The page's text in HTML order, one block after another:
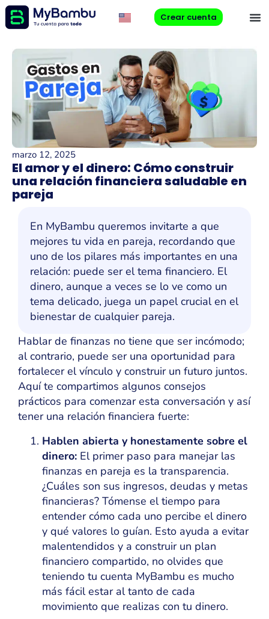
Crear cuenta
marzo 12, 2025
El amor y el dinero: Cómo construir
una relación financiera saludable en
pareja
En MyBambu queremos invitarte a que
mejores tu vida en pareja, recordando que
uno de los pilares más importantes en una
relación: puede ser el tema financiero. El
dinero, aunque a veces se lo ve como un
tema delicado, juega un papel crucial en el
bienestar de cualquier pareja.
Hablar de finanzas no tiene que ser incómodo;
al contrario, puede ser una oportunidad para
fortalecer el vínculo y construir un futuro juntos.
Aquí te compartimos algunos consejos
prácticos para comenzar esta conversación y así
tener una relación financiera fuerte:
Hablen abierta y honestamente sobre el
dinero: El primer paso para manejar las
finanzas en pareja es la transparencia.
¿Cuáles son sus ingresos, deudas y metas
financieras? Tómense el tiempo para
entender cómo cada uno percibe el dinero
y qué valores lo guían. Esto ayuda a evitar
malentendidos y a construir un plan
financiero compartido, no olvides que
teniendo tu cuenta MyBambu es mucho
más fácil estar al tanto de cada
movimiento que realizas con tu dinero.